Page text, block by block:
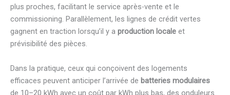
plus proches, facilitant le service après-vente et le
commissioning. Parallèlement, les lignes de crédit vertes
gagnent en traction lorsqu’il y a production locale et
prévisibilité des pièces.
Dans la pratique, ceux qui conçoivent des logements
efficaces peuvent anticiper l’arrivée de batteries modulaires
de 10–20 kWh avec un coût par kWh plus bas, des onduleurs